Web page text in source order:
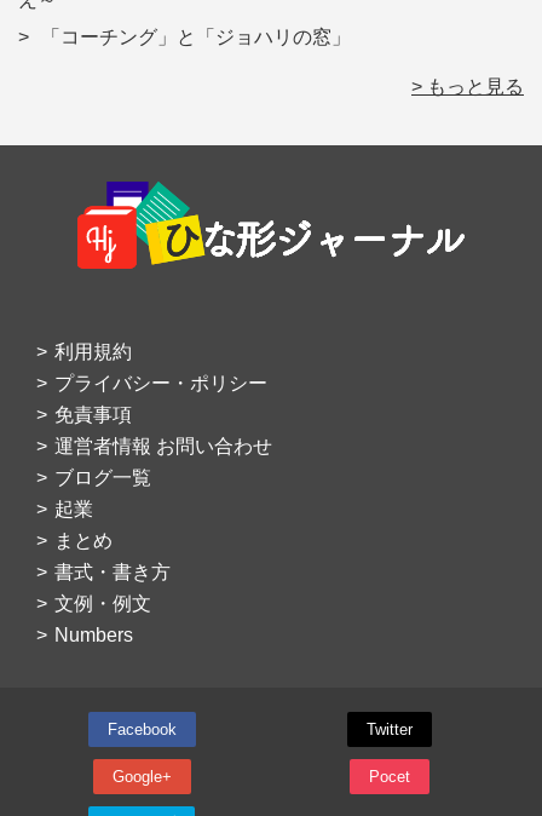
「コーチング」と「ジョハリの窓」
> もっと見る
Footer
利用規約
プライバシー・ポリシー
免責事項
運営者情報 お問い合わせ
ブログ一覧
起業
まとめ
書式・書き方
文例・例文
Numbers
Facebook Twitter
Google+ Pocet